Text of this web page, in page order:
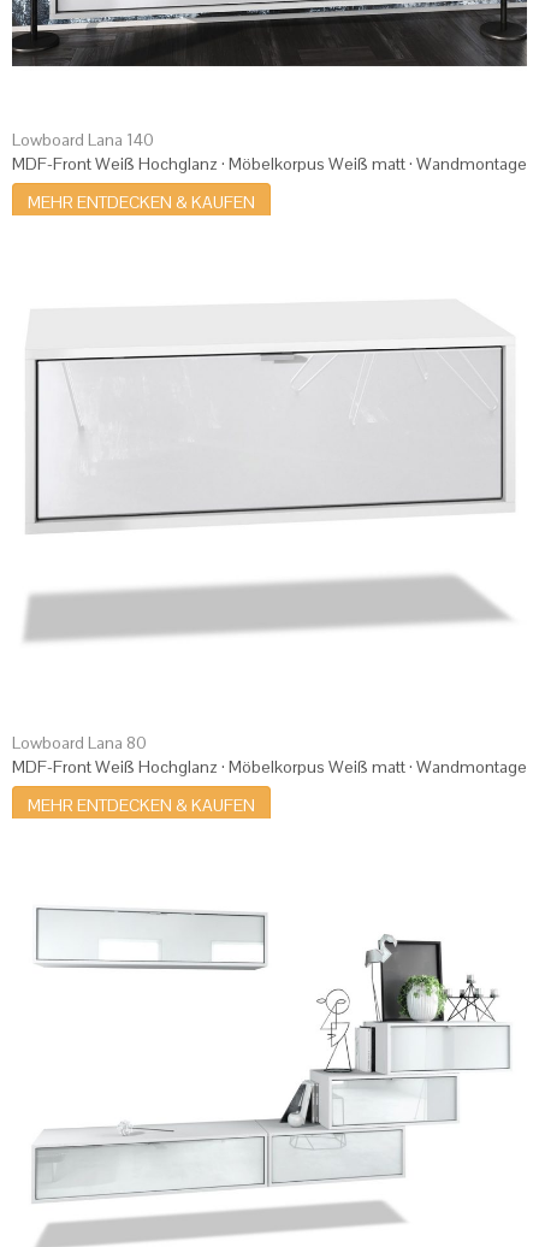
Lowboard Lana 140
MDF-Front Weiß Hochglanz · Möbelkorpus Weiß matt · Wandmontage
MEHR ENTDECKEN & KAUFEN
Lowboard Lana 80
MDF-Front Weiß Hochglanz · Möbelkorpus Weiß matt · Wandmontage
MEHR ENTDECKEN & KAUFEN